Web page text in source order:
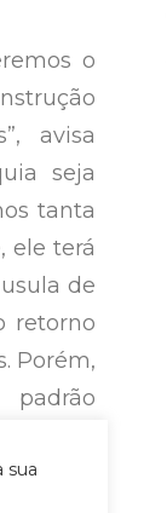
sua
o
avisa
seja
tanta
ele terá
de
retorno
Porém,